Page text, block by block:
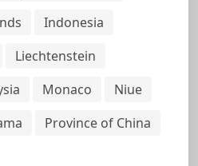
Indonesia
Liechtenstein
Monaco
Niue
Province of China